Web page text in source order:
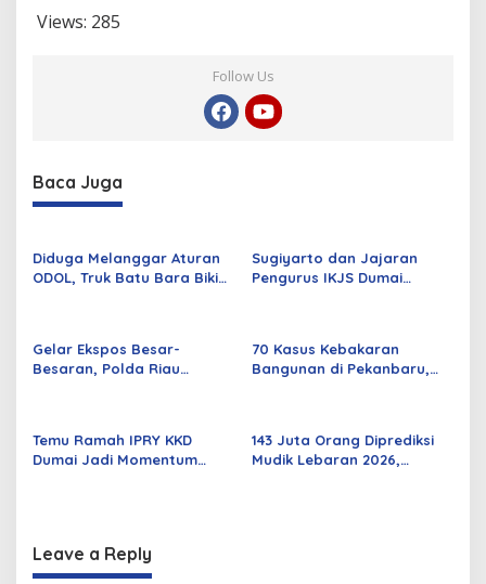
Views: 285
Follow Us
Baca Juga
Diduga Melanggar Aturan
ODOL, Truk Batu Bara Bikin
Sugiyarto dan Jajaran
Pengurus IKJS Dumai
Gelar Ekspos Besar-
Besaran, Polda Riau
70 Kasus Kebakaran
Bangunan di Pekanbaru,
Temu Ramah IPRY KKD
Dumai Jadi Momentum
143 Juta Orang Diprediksi
Mudik Lebaran 2026,
Leave a Reply